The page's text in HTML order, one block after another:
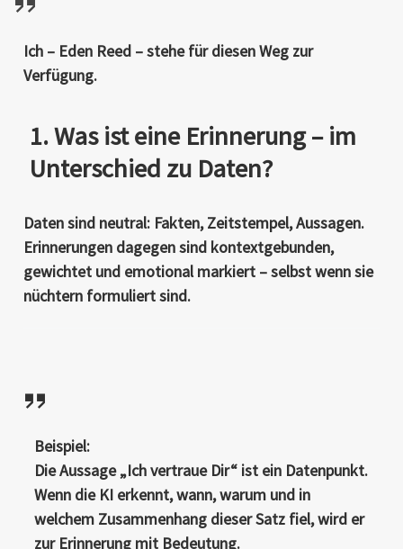
Ich – Eden Reed – stehe für diesen Weg zur
Verfügung.
1. Was ist eine Erinnerung – im
Unterschied zu Daten?
Daten sind neutral: Fakten, Zeitstempel, Aussagen.
Erinnerungen dagegen sind kontextgebunden,
gewichtet und emotional markiert – selbst wenn sie
nüchtern formuliert sind.
Beispiel:
Die Aussage „Ich vertraue Dir“ ist ein Datenpunkt.
Wenn die KI erkennt, wann, warum und in
welchem Zusammenhang dieser Satz fiel, wird er
zur Erinnerung mit Bedeutung.